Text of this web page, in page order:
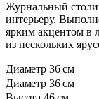
Журнальный
интерьеру.
ярким акцентом в
из нескольких
Диаметр 36 см
Диаметр 36 см